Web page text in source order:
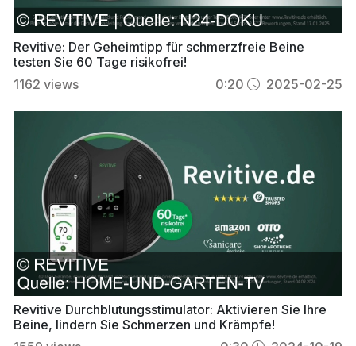
Revitive: Der Geheimtipp für schmerzfreie Beine
testen Sie 60 Tage risikofrei!
1162 views 0:20 2025-02-25
Revitive Durchblutungsstimulator: Aktivieren Sie Ihre
Beine, lindern Sie Schmerzen und Krämpfe!